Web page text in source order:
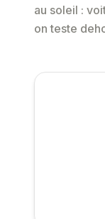
au soleil :
on teste